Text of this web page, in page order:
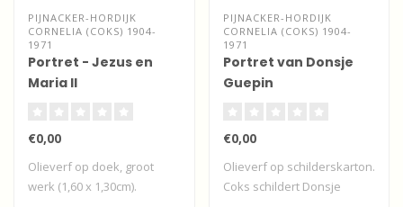
PIJNACKER-HORDIJK
CORNELIA (COKS) 1904-
1971
Portret - Jezus en
Maria II
€0,00
Olieverf op doek, groot
werk (1,60 x 1,30cm).
PIJNACKER-HORDIJK
CORNELIA (COKS) 1904-
1971
Portret van Donsje
Guepin
€0,00
Olieverf op schilderskarton.
Coks schildert Donsje